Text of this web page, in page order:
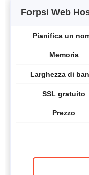
Forpsi Web
Pianifica un
Memoria
Larghezza di
SSL gratuito
Prezzo